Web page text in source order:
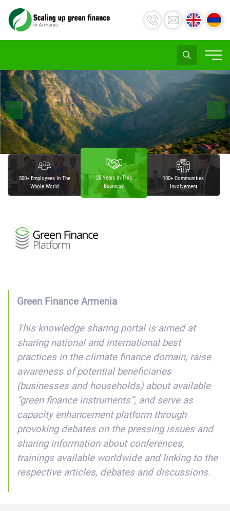
500+ Employees In The
Whole World
25 Years In This
Business
100+ Communities
Involvement
Green Finance Armenia
This knowledge sharing portal is aimed at
sharing national and international best
practices in the climate finance domain, raise
awareness of potential beneficiaries
(businesses and households) about available
“green finance instruments”, and serve as
capacity enhancement platform through
provoking debates on the pressing issues and
sharing information about conferences,
trainings available worldwide and linking to the
respective articles, debates and discussions.